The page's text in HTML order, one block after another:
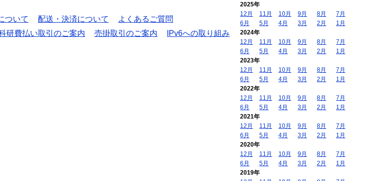
ついて 配送・決済について
よくあるご質問
研費払い取引のご案内 売掛取引のご案内
IPv6への取り組み
2025年
12月
11月 10月 9月 8月
7月
6月
5月 4月 3月 2月
1月
2024年
12月
11月 10月 9月 8月
7月
6月
5月 4月 3月 2月
1月
2023年
12月
11月 10月 9月 8月
7月
6月
5月 4月 3月 2月
1月
2022年
12月
11月 10月 9月 8月
7月
6月
5月 4月 3月 2月
1月
2021年
12月
11月 10月 9月 8月
7月
6月
5月 4月 3月 2月
1月
2020年
12月
11月 10月 9月 8月
7月
6月
5月 4月 3月 2月
1月
2019年